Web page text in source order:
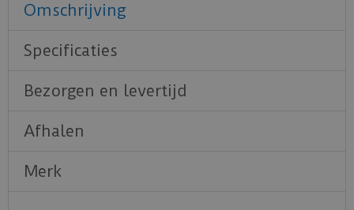
Omschrijving
Specificaties
Bezorgen en levertijd
Afhalen
Merk